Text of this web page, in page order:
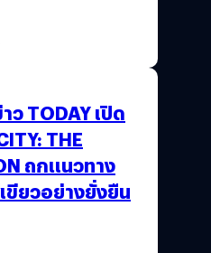
TODAY เปิด
THE
ถกแนวทาง
ขียวอย่างยั่งยืน